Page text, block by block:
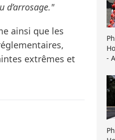
d’arrosage."
ainsi que les
extrêmes et
-